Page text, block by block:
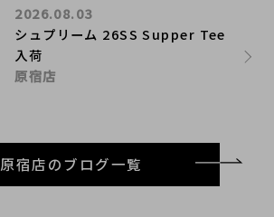
シュプリーム 26SS Supper Tee
入荷
2026.08.03
原宿店
原宿店のブログ一覧